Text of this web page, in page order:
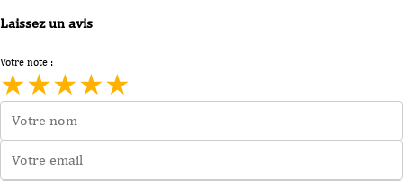
Laissez un avis
Votre note :
★★★★★